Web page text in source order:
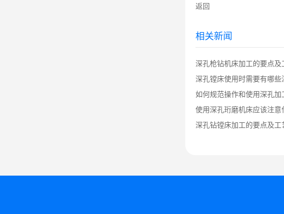
返回
相关新闻
深孔枪钻机床加工的要点及
深孔镗床使用时需要有哪些
如何规范操作和使用深孔加
使用深孔珩磨机床应该注意
深孔钻镗床加工的要点及工